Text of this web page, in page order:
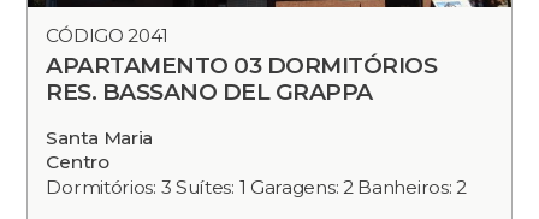
CÓDIGO 2041
APARTAMENTO 03 DORMITÓRIOS
RES. BASSANO DEL GRAPPA
Santa Maria
Centro
Dormitórios: 3 Suítes: 1 Garagens: 2 Banheiros: 2